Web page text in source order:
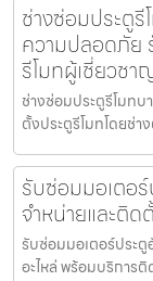
ช่างซ่อมประตู
ความปลอดภัย
รีโมทผู้เชี่ยวช
ช่างซ่อมประตูรีโมท
ตั้งประตูรีโมทโดยช่
รับซ่อมมอเตอ
จำหน่ายและติด
รับซ่อมมอเตอร์ประ
อะไหล่ พร้อมบริการ